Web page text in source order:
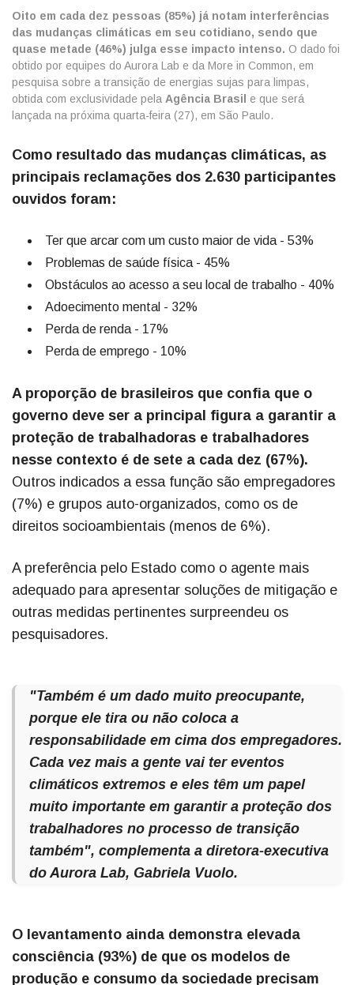
Oito em cada dez pessoas (85%) já notam interferências
das mudanças climáticas em seu cotidiano, sendo que
quase metade (46%) julga esse impacto intenso. O dado foi
obtido por equipes do Aurora Lab e da More in Common, em
pesquisa sobre a transição de energias sujas para limpas,
obtida com exclusividade pela Agência Brasil e que será
lançada na próxima quarta-feira (27), em São Paulo.
Como resultado das mudanças climáticas, as
principais reclamações dos 2.630 participantes
ouvidos foram:
Ter que arcar com um custo maior de vida - 53%
Problemas de saúde física - 45%
Obstáculos ao acesso a seu local de trabalho - 40%
Adoecimento mental - 32%
Perda de renda - 17%
Perda de emprego - 10%
A proporção de brasileiros que confia que o
governo deve ser a principal figura a garantir a
proteção de trabalhadoras e trabalhadores
nesse contexto é de sete a cada dez (67%).
Outros indicados a essa função são empregadores
(7%) e grupos auto-organizados, como os de
direitos socioambientais (menos de 6%).
A preferência pelo Estado como o agente mais
adequado para apresentar soluções de mitigação e
outras medidas pertinentes surpreendeu os
pesquisadores.
"Também é um dado muito preocupante,
porque ele tira ou não coloca a
responsabilidade em cima dos empregadores.
Cada vez mais a gente vai ter eventos
climáticos extremos e eles têm um papel
muito importante em garantir a proteção dos
trabalhadores no processo de transição
também", complementa a diretora-executiva
do Aurora Lab, Gabriela Vuolo.
O levantamento ainda demonstra elevada
consciência (93%) de que os modelos de
produção e consumo da sociedade precisam